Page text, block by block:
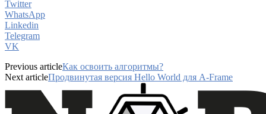
Twitter
WhatsApp
Linkedin
Telegram
VK
Previous articleКак освоить алгоритмы?
Next articleПродвинутая версия Hello World для A-Frame